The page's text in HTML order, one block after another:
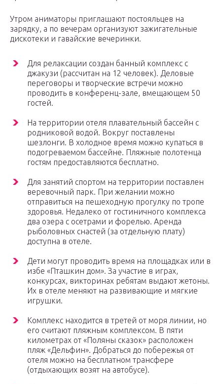
Утром аниматоры приглашают постояльцев на
зарядку, а по вечерам организуют зажигательные
дискотеки и гавайские вечеринки.
Для релаксации создан банный комплекс с
джакузи (рассчитан на 12 человек). Деловые
переговоры и творческие встречи можно
проводить в конференц-зале, вмещающем 50
гостей.
На территории отеля плавательный бассейн с
родниковой водой. Вокруг поставлены
шезлонги. В холодное время можно купаться в
подогреваемом бассейне. Пляжные полотенца
гостям предоставляются бесплатно.
Для занятий спортом на территории поставлен
веревочный парк. При желании можно
отправиться на пешеходную прогулку по тропе
здоровья. Недалеко от гостиничного комплекса
два озера с осетрами и форелью. Аренда
рыболовных снастей (за отдельную плату)
доступна в отеле.
Дети могут проводить время на площадках или в
избе «Пташкин дом». За участие в играх,
конкурсах, викторинах ребятам выдают жетоны.
Их в отеле меняют на развивающие и мягкие
игрушки.
Комплекс находится в третей от моря линии, но
его считают пляжным комплексом. В пяти
километрах от «Поляны сказок» расположен
пляж «Дельфин». Добраться до побережья от
отеля можно на бесплатном трансфере
(отдыхающих возят на автобусе).